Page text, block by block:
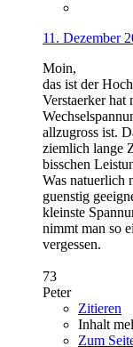
11. Dezember
Moin,
das ist der
Verstaerker hat
allzugross ist.
ziemlich lange
bisschen
Was natuerlich
guenstig
kleinste
nimmt man so
vergessen.
73
Peter
Zitieren
Inhalt
Zum